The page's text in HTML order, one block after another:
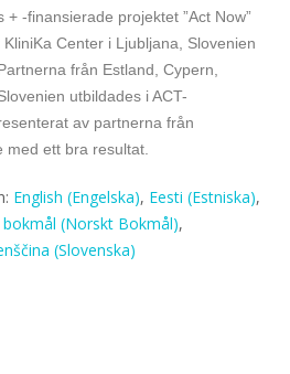
-finansierade projektet ”Act Now”
Center i Ljubljana, Slovenien
från Estland, Cypern,
utbildades i ACT-
av partnerna från
med ett bra resultat.
English (Engelska) Eesti (Estniska)
(Norskt Bokmål)
(Slovenska)